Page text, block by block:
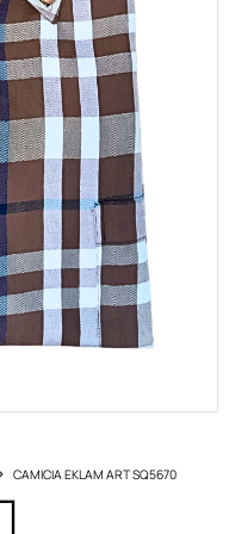
CAMICIA EKLAM ART SQ5670